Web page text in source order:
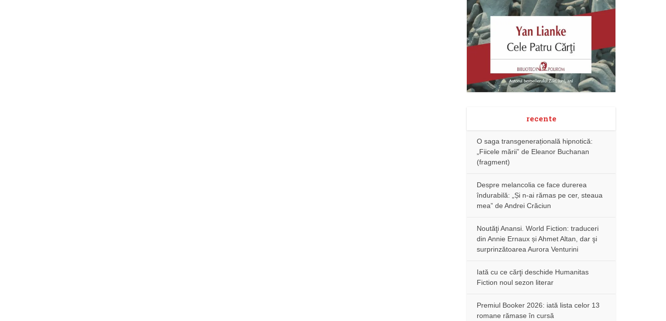
recente
O saga transgenerațională hipnotică:
„Fiicele mării” de Eleanor Buchanan
(fragment)
Despre melancolia ce face durerea
îndurabilă: „Și n-ai rămas pe cer, steaua
mea” de Andrei Crăciun
Noutăţi Anansi. World Fiction: traduceri
din Annie Ernaux și Ahmet Altan, dar şi
surprinzătoarea Aurora Venturini
Iată cu ce cărţi deschide Humanitas
Fiction noul sezon literar
Premiul Booker 2026: iată lista celor 13
romane rămase în cursă